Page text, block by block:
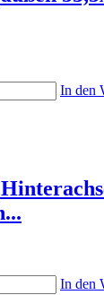
In den
In den